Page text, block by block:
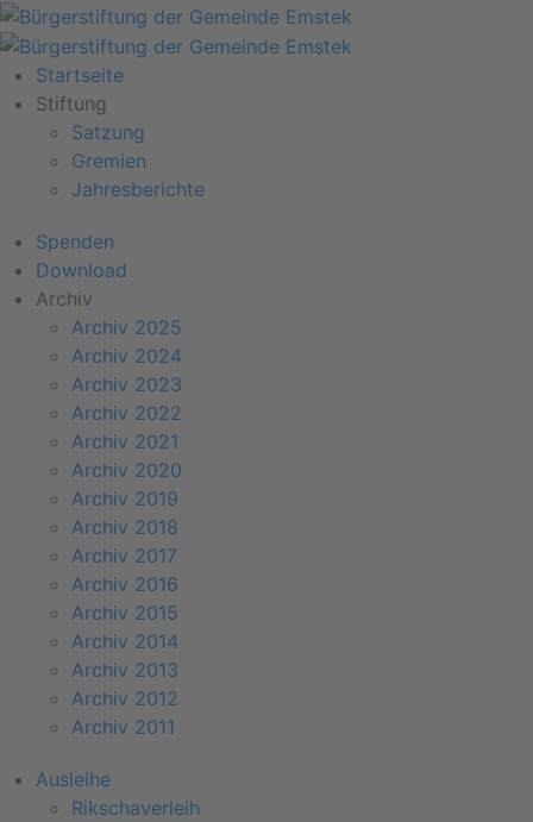
Startseite
Stiftung
Satzung
Gremien
Jahresberichte
Spenden
Download
Archiv
Archiv 2025
Archiv 2024
Archiv 2023
Archiv 2022
Archiv 2021
Archiv 2020
Archiv 2019
Archiv 2018
Archiv 2017
Archiv 2016
Archiv 2015
Archiv 2014
Archiv 2013
Archiv 2012
Archiv 2011
Ausleihe
Rikschaverleih